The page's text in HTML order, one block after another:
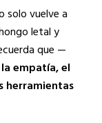
solo vuelve a
letal y
que —
la empatía, el
herramientas